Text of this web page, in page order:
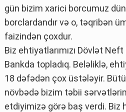
gün bizim xarici borcumuz
borclardandır və o, təqribən
faizindən çoxdur.
Biz ehtiyatlarımızı Dövlət
Bankda topladıq. Beləliklə,
18 dəfədən çox üstələyir.
növbədə bizim təbii
etdiyimizə görə baş verdi. Biz